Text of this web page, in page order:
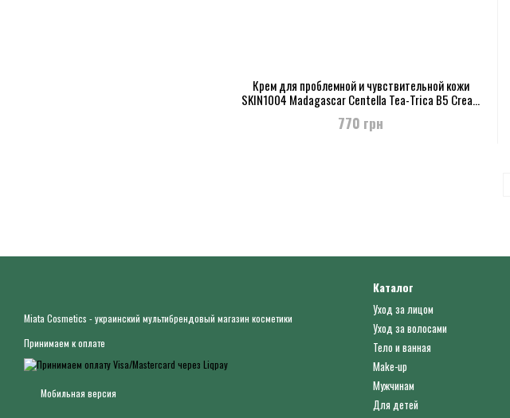
Крем для проблемной и чувствительной кожи
SKIN1004 Madagascar Centella Tea-Trica B5 Cream
75 мл
770 грн
Miata Cosmetics - украинский мультибрендовый магазин косметики
Принимаем к оплате
Мобильная версия
Каталог
Уход за лицом
Уход за волосами
Тело и ванная
Make-up
Мужчинам
Для детей